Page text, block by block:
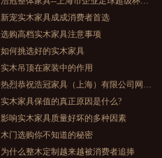
新宠实木家具成成消费者首选
选购高档实木家具注意事项
如何挑选好的实木家具
实木吊顶在家装中的作用
热烈恭祝浩冠家具（上海）有限公司网站正式上线！
实木家具保值的真正原因是什么?
影响实木家具质量好坏的多种因素
木门选购你不知道的秘密
为什么整木定制越来越被消费者追捧